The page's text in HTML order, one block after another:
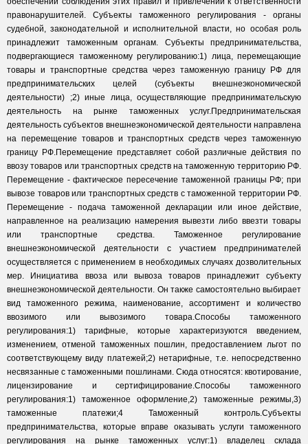
правонарушителей. Субъекты таможенного регулирования - органы
судебной, законодательной и исполнительной власти, но особая роль
принадлежит таможенным органам. Субъекты предпринимательства,
подвергающиеся таможенному регулированию:1) лица, перемещающие
товары и транспортные средства через таможенную границу РФ для
предпринимательских целей (субъекты внешнеэкономической
деятельности) ;2) иные лица, осуществляющие предпринимательскую
деятельность на рынке таможенных услуг.Предпринимательская
деятельность субъектов внешнеэкономической деятельности направлена
на перемещение товаров и транспортных средств через таможенную
границу РФ.Перемещение представляет собой различные действия по
ввозу товаров или транспортных средств на таможенную территорию РФ.
Перемещение - фактическое пересечение таможенной границы РФ; при
вывозе товаров или транспортных средств с таможенной территории РФ.
Перемещение - подача таможенной декларации или иное действие,
направленное на реализацию намерения вывезти либо ввезти товары
или транспортные средства. Таможенное регулирование
внешнеэкономической деятельности с участием предпринимателей
осуществляется с применением в необходимых случаях дозволительных
мер. Инициатива ввоза или вывоза товаров принадлежит субъекту
внешнеэкономической деятельности. Он также самостоятельно выбирает
вид таможенного режима, наименование, ассортимент и количество
ввозимого или вывозимого товара.Способы таможенного
регулирования:1) тарифные, которые характеризуются введением,
изменением, отменой таможенных пошлин, предоставлением льгот по
соответствующему виду платежей;2) нетарифные, т.е. непосредственно
несвязанные с таможенными пошлинами. Сюда относятся: квотирование,
лицензирование и сертифицирование.Способы таможенного
регулирования:1) таможенное оформление,2) таможенные режимы,3)
таможенные платежи;4 Таможенный контроль.Субъекты
предпринимательства, которые вправе оказывать услуги таможенного
регулирования на рынке таможенных услуг:1) владелец склада